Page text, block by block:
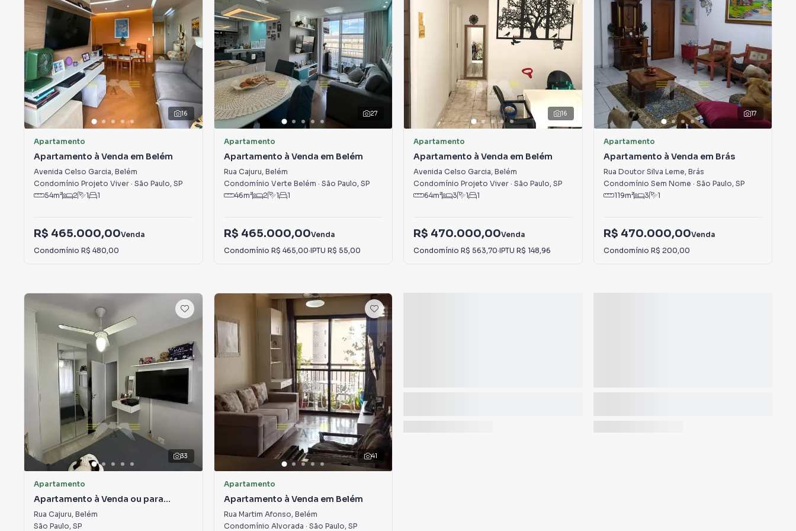
16
Apartamento
Apartamento à Venda em Belém
Avenida Celso Garcia, Belém
Condomínio Projeto Viver · São Paulo, SP
54m² 2 1 1
R$ 465.000,00Venda
Condomínio R$ 480,00
27
Apartamento
Apartamento à Venda em Belém
Rua Cajuru, Belém
Condomínio Verte Belém · São Paulo, SP
46m² 2 1 1
R$ 465.000,00Venda
Condomínio R$ 465,00·IPTU R$ 55,00
16
Apartamento
Apartamento à Venda em Belém
Avenida Celso Garcia, Belém
Condomínio Projeto Viver · São Paulo, SP
64m² 3 1 1
R$ 470.000,00Venda
Condomínio R$ 563,70·IPTU R$ 148,96
17
Apartamento
Apartamento à Venda em Brás
Rua Doutor Silva Leme, Brás
Condomínio Sem Nome · São Paulo, SP
119m² 3 1
R$ 470.000,00Venda
Condomínio R$ 200,00
33
Apartamento
Apartamento à Venda ou para
Alugar em Belém
Rua Cajuru, Belém
São Paulo, SP
41
Apartamento
Apartamento à Venda em Belém
Rua Martim Afonso, Belém
Condomínio Alvorada · São Paulo, SP